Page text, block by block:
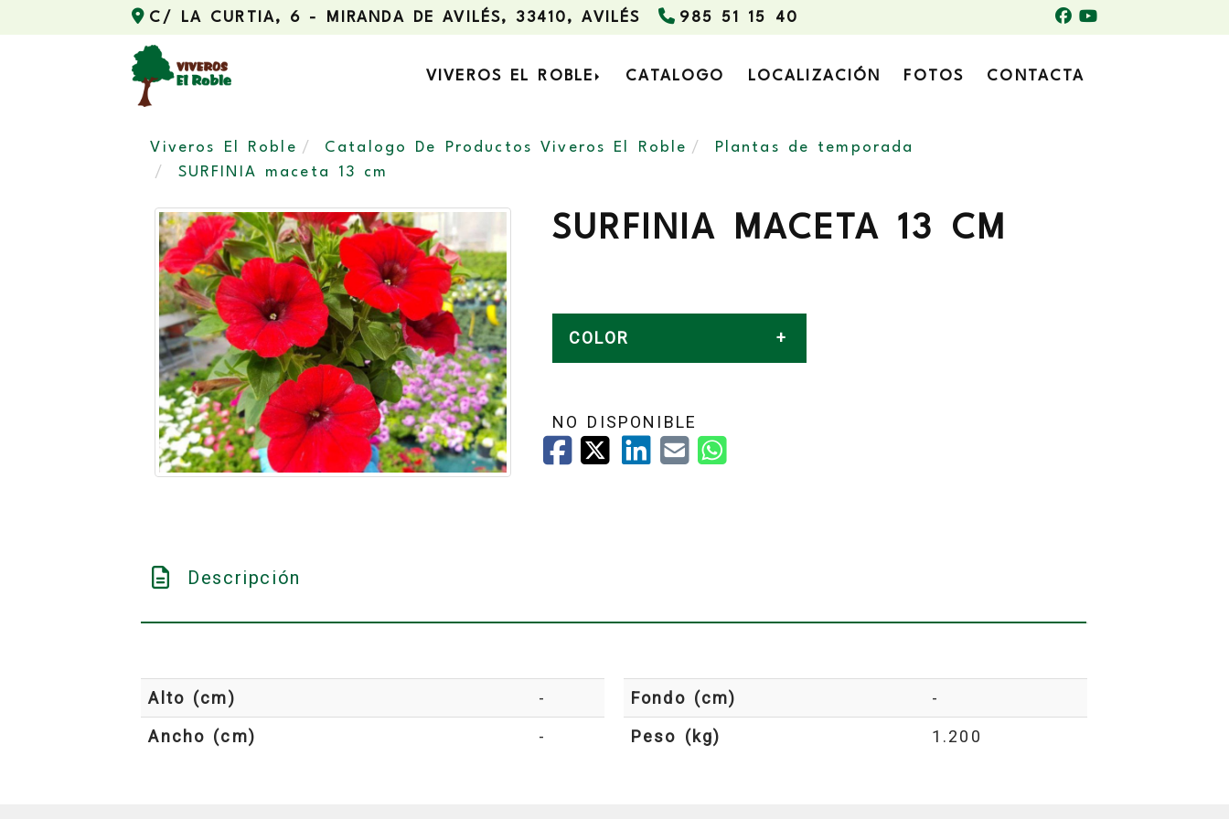
C/ LA CURTIA, 6 - MIRANDA DE AVILÉS,33410,AVILÉS 985 51 15 40
VIVEROS EL ROBLE CATALOGO LOCALIZACIÓN FOTOS CONTACTA
Viveros El Roble Catalogo De Productos Viveros El Roble
Plantas de temporada
SURFINIA maceta 13 cm
SURFINIA MACETA 13 CM
COLOR
NO DISPONIBLE
Descripción
Alto (cm)
-
Ancho (cm)
-
Fondo (cm)
-
Peso (kg)
1.200